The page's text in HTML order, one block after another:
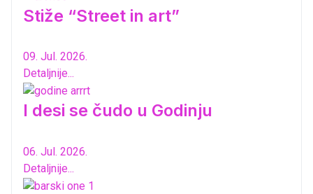
Stiže “Street in art”
09. Jul. 2026.
Detaljnije...
I desi se čudo u Godinju
06. Jul. 2026.
Detaljnije...